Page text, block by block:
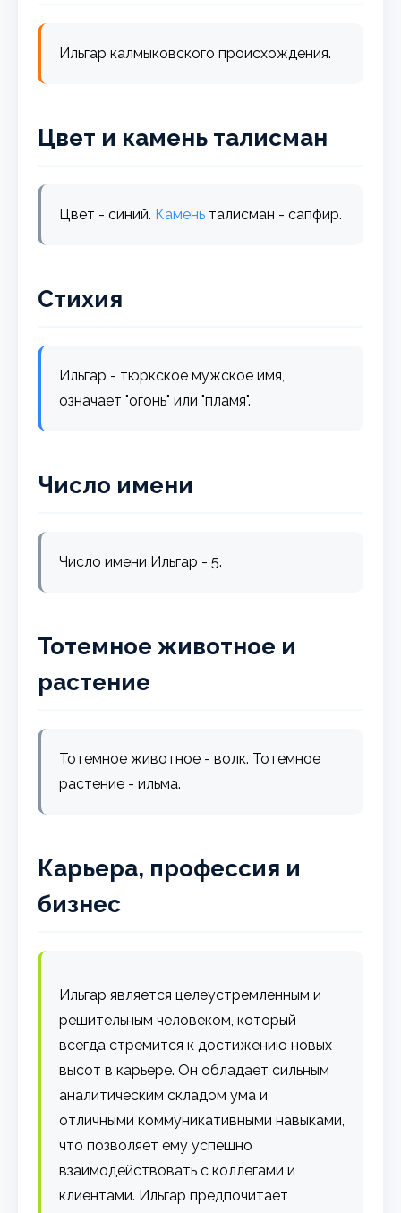
Ильгар калмыковского происхождения.
Цвет и камень талисман
Цвет - синий. Камень талисман - сапфир.
Стихия
Ильгар - тюркское мужское имя,
означает "огонь" или "пламя".
Число имени
Число имени Ильгар - 5.
Тотемное животное и
растение
Тотемное животное - волк. Тотемное
растение - ильма.
Карьера, профессия и
бизнес
Ильгар является целеустремленным и
решительным человеком, который
всегда стремится к достижению новых
высот в карьере. Он обладает сильным
аналитическим складом ума и
отличными коммуникативными навыками,
что позволяет ему успешно
взаимодействовать с коллегами и
клиентами. Ильгар предпочитает